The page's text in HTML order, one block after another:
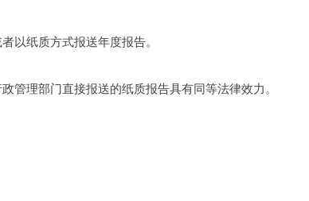
以纸质方式报送年度报告。
理部门直接报送的纸质报告具有同等法律效力。